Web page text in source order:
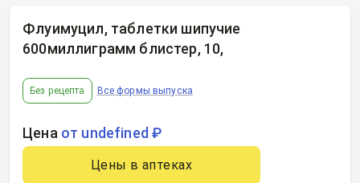
Флуимуцил, таблетки шипучие
600миллиграмм блистер, 10,
Без рецепта Все формы выпуска
Цена от undefined ₽
Цены в аптеках